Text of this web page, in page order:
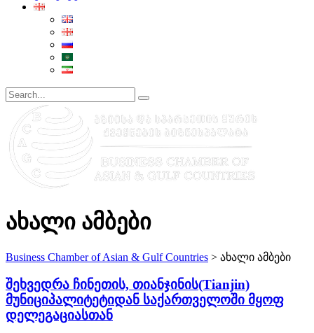
ახალი ამბები
Business Chamber of Asian & Gulf Countries > ახალი ამბები
შეხვედრა ჩინეთის, თიანჯინის(Tianjin)
მუნიციპალიტეტიდან საქართველოში მყოფ
დელეგაციასთან